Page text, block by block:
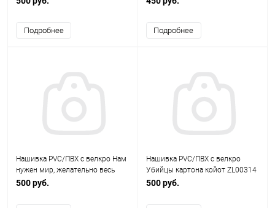
Подробнее Подробнее
Нашивка PVC/ПВХ с велкро Нам
нужен мир, желательно весь
СССР черный ZL00283
500 руб.
Нашивка PVC/ПВХ с велкро
Убийцы картона койот ZL00314
500 руб.